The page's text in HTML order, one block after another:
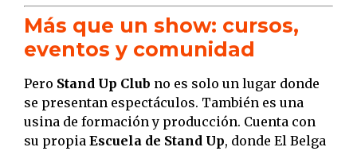
Más que un show: cursos,
eventos y comunidad
Pero Stand Up Club no es solo un lugar donde
se presentan espectáculos. También es una
usina de formación y producción. Cuenta con
su propia Escuela de Stand Up, donde El Belga